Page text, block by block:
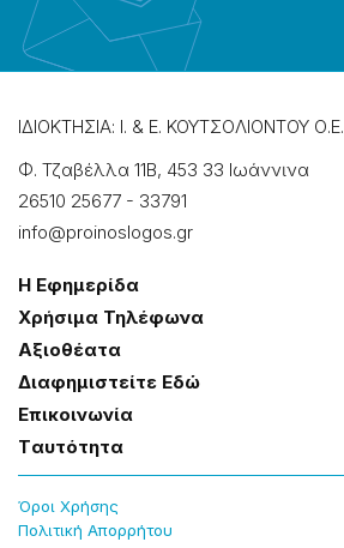
ΙΔΙΟΚΤΗΣΙΑ: Ι. & Ε. ΚΟΥΤΣΟΛΙΟΝΤΟΥ Ο.Ε.
Φ. Τζαβέλλα 11Β, 453 33 Ιωάννɩνα
26510 25677 - 33791
info@proinoslogos.gr
Η Εφημερίδα
Χρήσɩμα Τηλέφωνα
Αξɩοθέατα
Δɩαφημɩστείτε Εδώ
Επɩκοɩνωνία
Tαυτότητα
Όροɩ Χρήσης
Πολɩτɩκή Απορρήτου